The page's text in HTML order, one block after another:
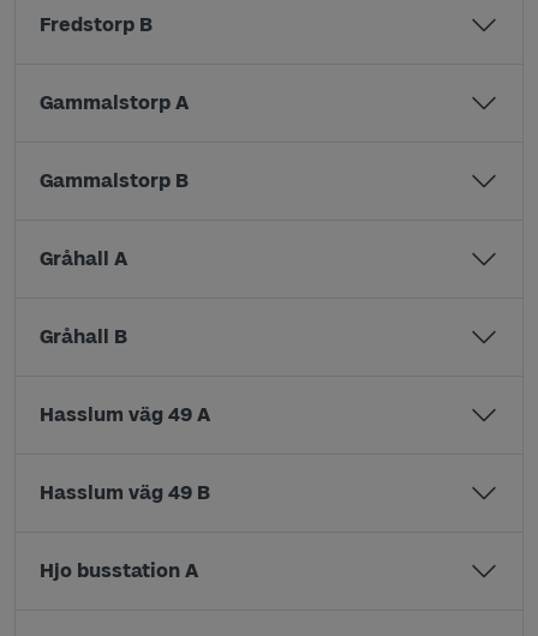
Fredstorp B
Gammalstorp A
Gammalstorp B
Gråhall A
Gråhall B
Hasslum väg 49 A
Hasslum väg 49 B
Hjo busstation A